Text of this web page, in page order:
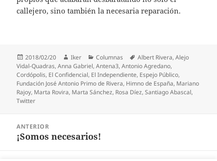
callejero, sino también la necesaria reparación.
Publicado
el
2018/02/20 Autor
Iker Categorías
Columnas Etiquetas
Albert Rivera,Alejo
Vidal-Quadras,Anna Gabriel,Antena3,Antonio Agredano,
Cordópolis, El Confidencial, El Independiente, Espejo Público,
Fundación José Antonio Primo de Rivera, Himno de España, Mariano
Rajoy, Marta Rovira, Marta Sánchez, Rosa Díez,Santiago Abascal,
Twitter
entradas
ANTERIOR
Entrada
¡Somos necesarios!